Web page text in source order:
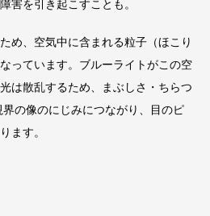
害を引き起こすことも。
め、空気中に含まれる粒子（ほこり
っています。ブルーライトがこの空
は散乱するため、まぶしさ・ちらつ
の像のにじみにつながり、目のピ
ます。